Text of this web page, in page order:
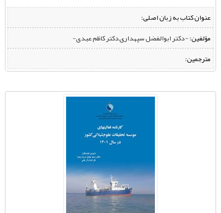
عنوان کتاب به زبان اصلی:
مؤلفین:‌ -دکتر ابوالفضل سپهداری,دکتر کاظم عبدی-
مترجمین: